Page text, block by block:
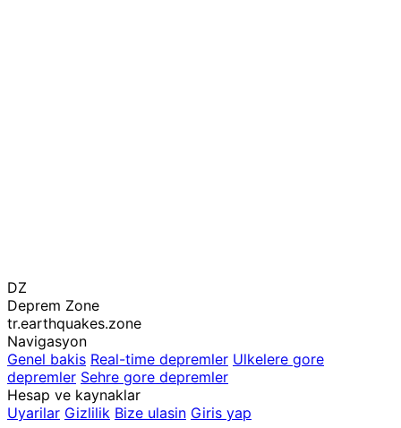
DZ
Deprem Zone
tr.earthquakes.zone
Navigasyon
Genel bakis Real-time depremler Ulkelere gore
depremler Sehre gore depremler
Hesap ve kaynaklar
Uyarilar Gizlilik Bize ulasin Giris yap